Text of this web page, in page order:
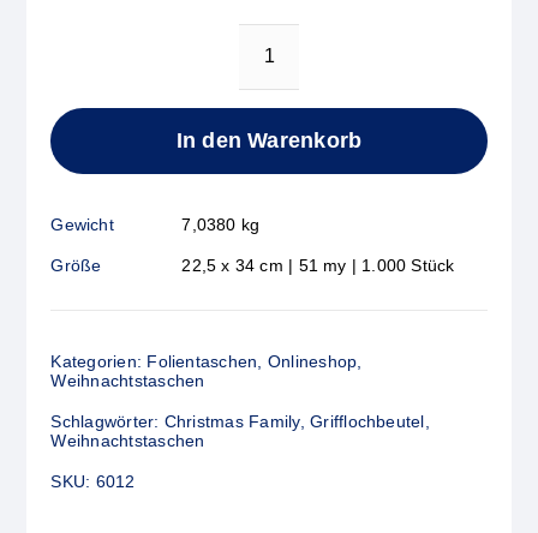
CHRISTMAS
FAMILY
In den Warenkorb
Gewicht 7,0380 kg
Größe 22,5 x 34 cm | 51 my | 1.000 Stück
Kategorien: Folientaschen Onlineshop
Weihnachtstaschen
Schlagwörter: Christmas Family,Grifflochbeutel
Weihnachtstaschen
SKU: 6012